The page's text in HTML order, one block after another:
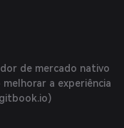
de mercado nativo
a experiência
)